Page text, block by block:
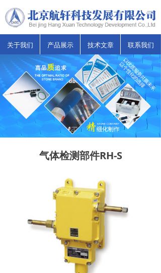
关于我们 产品展示 技术文章 联系我们
气体检测部件RH-S